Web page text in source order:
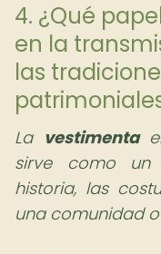
4. ¿Qué
en la
las
La vestimenta
sirve como
historia, las
una comunidad